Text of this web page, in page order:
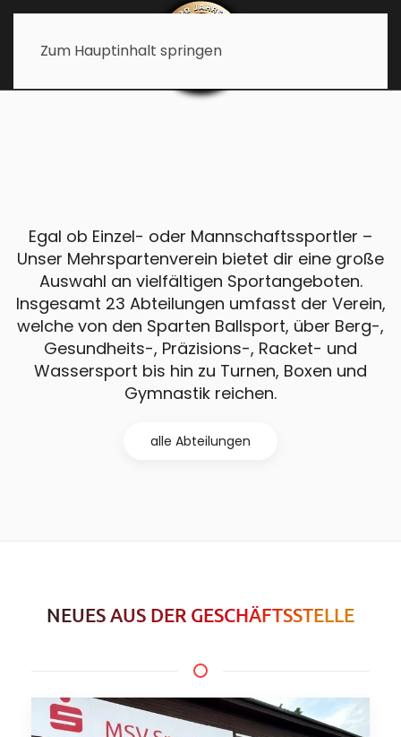
Zum Hauptinhalt springen
Egal ob Einzel- oder Mannschaftssportler –
Unser Mehrspartenverein bietet dir eine große
Auswahl an vielfältigen Sportangeboten.
Insgesamt 23 Abteilungen umfasst der Verein,
welche von den Sparten Ballsport, über Berg-,
Gesundheits-, Präzisions-, Racket- und
Wassersport bis hin zu Turnen, Boxen und
Gymnastik reichen.
alle Abteilungen
NEUES AUS DER GESCHÄFTSSTELLE